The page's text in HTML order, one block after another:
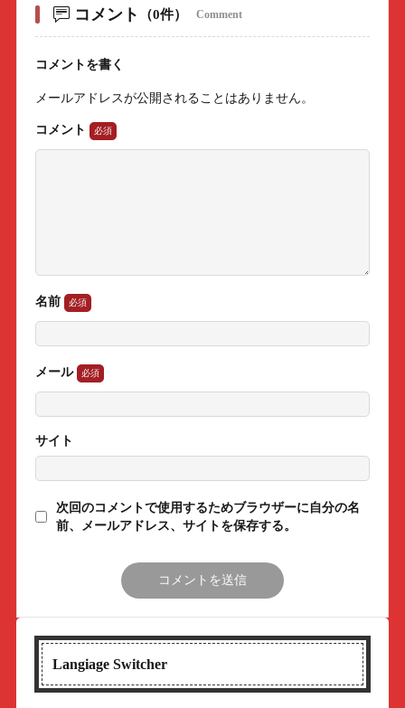
コメント （0件） Comment
コメントを書く
メールアドレスが公開されることはありません。
コメント
名前
メール
サイト
次回のコメントで使用するためブラウザーに自分の名
前、メールアドレス、サイトを保存する。
Langiage Switcher